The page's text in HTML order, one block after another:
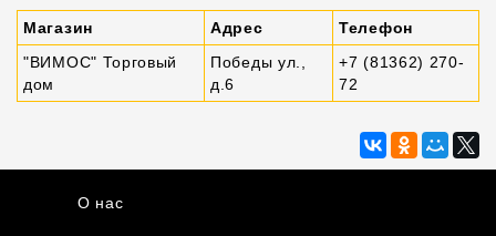
Магазин Адрес
Телефон
"ВИМОС" Торговый
дом
Победы ул.,
д.6
+7 (81362) 270-
72
О нас